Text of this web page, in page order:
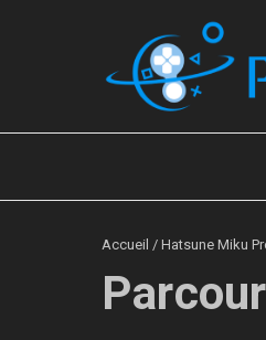
Accueil / Hatsune Miku